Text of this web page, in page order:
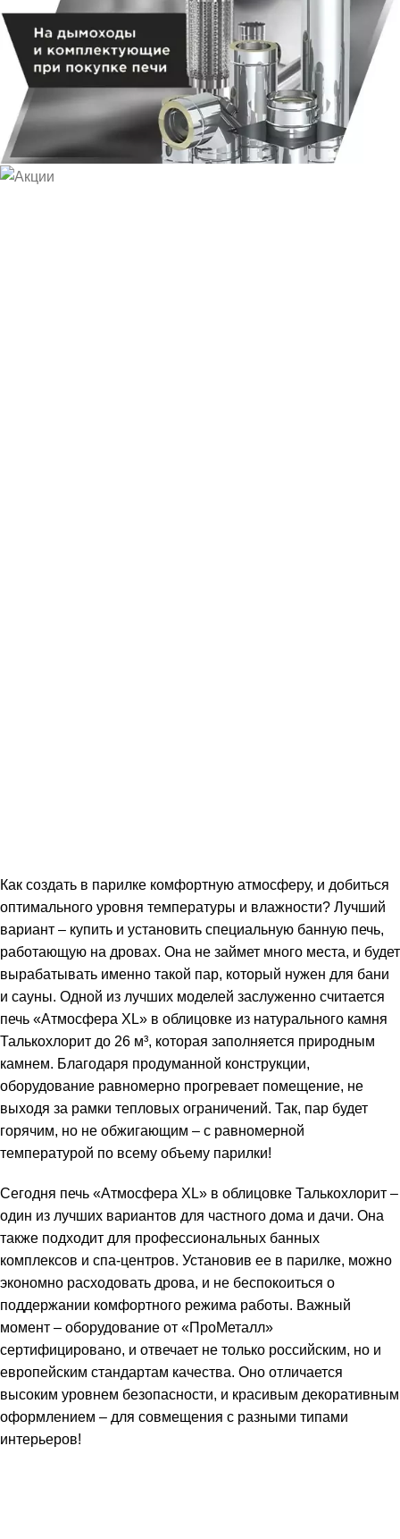
Как создать в парилке комфортную атмосферу, и добиться
оптимального уровня температуры и влажности? Лучший
вариант – купить и установить специальную банную печь,
работающую на дровах. Она не займет много места, и будет
вырабатывать именно такой пар, который нужен для бани
и сауны. Одной из лучших моделей заслуженно считается
печь «Атмосфера XL» в облицовке из натурального камня
Талькохлорит до 26 м³, которая заполняется природным
камнем. Благодаря продуманной конструкции,
оборудование равномерно прогревает помещение, не
выходя за рамки тепловых ограничений. Так, пар будет
горячим, но не обжигающим – с равномерной
температурой по всему объему парилки!
Сегодня печь «Атмосфера XL» в облицовке Талькохлорит –
один из лучших вариантов для частного дома и дачи. Она
также подходит для профессиональных банных
комплексов и спа-центров. Установив ее в парилке, можно
экономно расходовать дрова, и не беспокоиться о
поддержании комфортного режима работы. Важный
момент – оборудование от «ПроМеталл»
сертифицировано, и отвечает не только российским, но и
европейским стандартам качества. Оно отличается
высоким уровнем безопасности, и красивым декоративным
оформлением – для совмещения с разными типами
интерьеров!